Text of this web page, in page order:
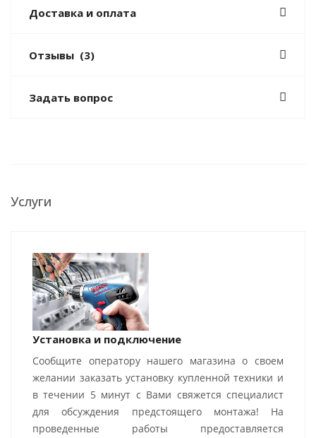
Доставка и оплата
Отзывы (3)
Задать вопрос
Услуги
Установка и подключение
Сообщите оператору нашего магазина о своем
желании заказать установку купленной техники и
в течении 5 минут с Вами свяжется специалист
для обсуждения предстоящего монтажа! На
проведенные работы предоставляется